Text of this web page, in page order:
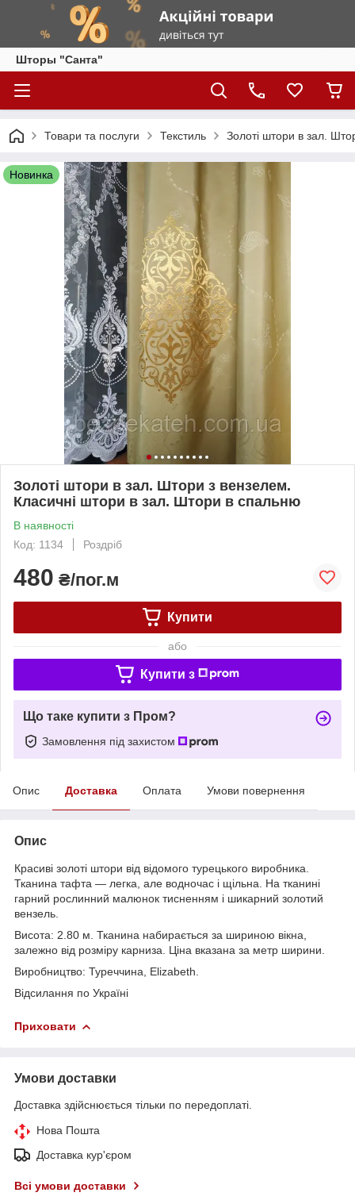
Шторы "Санта"
Товари та послуги Текстиль Золоті штори в зал.
Новинка
Золоті штори в зал. Штори з вензелем.
Класичні штори в зал. Штори в спальню
В наявності
Код: 1134
Роздріб
480 ₴/пог.м
Купити
або
Купити з
Що таке купити з Пром?
Замовлення під захистом
Опис Доставка Оплата Умови повернення
Опис
Красиві золоті штори від відомого турецького виробника.
Тканина тафта — легка, але водночас і щільна. На тканині
гарний рослинний малюнок тисненням і шикарний золотий
вензель.
Висота: 2.80 м. Тканина набирається за шириною вікна,
залежно від розміру карниза. Ціна вказана за метр ширини.
Виробництво: Туреччина, Elizabeth.
Відсилання по Україні
Приховати
Умови доставки
Доставка здійснюється тільки по передоплаті.
Нова Пошта
Доставка кур'єром
Всі умови доставки